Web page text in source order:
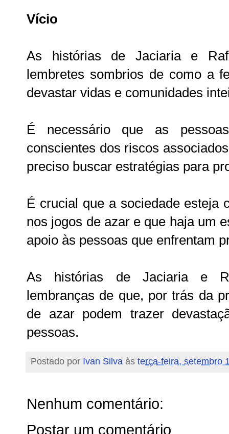
Vício
As histórias de Jaciaria e
lembretes sombrios de como a
devastar vidas e comunidades
É necessário que as
conscientes dos riscos
preciso buscar estratégias para
É crucial que a sociedade esteja
nos jogos de azar e que haja um
apoio às pessoas que enfrentam
As histórias de Jaciaria e
lembranças de que, por trás da
de azar podem trazer
pessoas.
Postado por Ivan Silva às terça-feira, setembro
Nenhum comentário:
Postar um comentário